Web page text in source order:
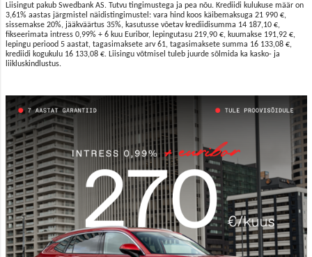
Liisingut pakub Swedbank AS. Tutvu tingimustega ja pea nõu. Krediidi kulukuse määr on
3,61% aastas järgmistel näidistingimustel: vara hind koos käibemaksuga 21 990 €,
sissemakse 20%, jääkväärtus 35%, kasutusse võetav krediidisumma 14 187,10 €,
fikseerimata intress 0,99% + 6 kuu Euribor, lepingutasu 219,90 €, kuumakse 191,92 €,
lepingu periood 5 aastat, tagasimaksete arv 61, tagasimaksete summa 16 133,08 €,
krediidi kogukulu 16 133,08 €. Liisingu võtmisel tuleb juurde sõlmida ka kasko- ja
liikluskindlustus.